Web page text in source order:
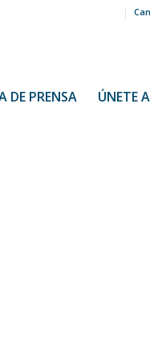
DE PRENSA ÚNETE